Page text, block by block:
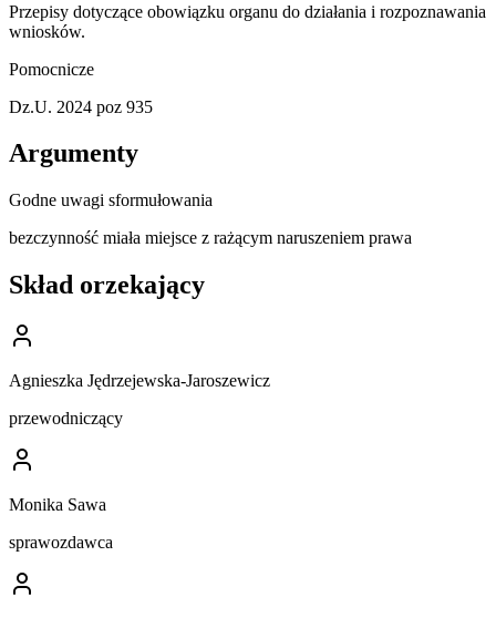
Przepisy dotyczące obowiązku organu do działania i rozpoznawania
wniosków.
Pomocnicze
Dz.U. 2024 poz 935
Argumenty
Godne uwagi sformułowania
bezczynność miała miejsce z rażącym naruszeniem prawa
Skład orzekający
Agnieszka Jędrzejewska-Jaroszewicz
przewodniczący
Monika Sawa
sprawozdawca